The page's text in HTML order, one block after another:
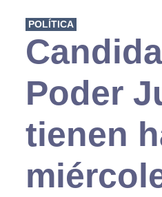
POLÍTICA
Poder
tienen